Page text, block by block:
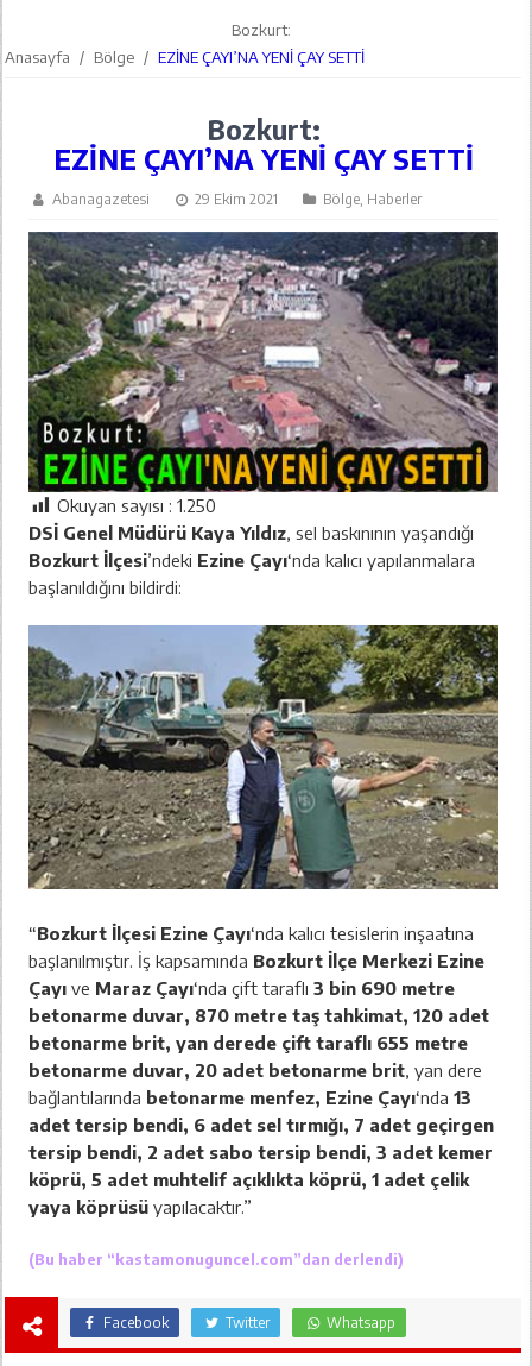
Anasayfa / Bölge /
Bozkurt:
EZİNE ÇAYI’NA YENİ ÇAY SETTİ
Bozkurt:
EZİNE ÇAYI’NA YENİ ÇAY SETTİ
Abanagazetesi 29 Ekim 2021 Bölge, Haberler
Okuyan sayısı :1.250
DSİ Genel Müdürü Kaya Yıldız, sel baskınının yaşandığı
Bozkurt İlçesi’ndeki Ezine Çayı‘nda kalıcı yapılanmalara
başlanıldığını bildirdi:
“Bozkurt İlçesi Ezine Çayı‘nda kalıcı tesislerin inşaatına
başlanılmıştır. İş kapsamında Bozkurt İlçe Merkezi Ezine
Çayı ve Maraz Çayı‘nda çift taraflı3 bin 690 metre
betonarme duvar, 870 metre taş tahkimat, 120 adet
betonarme brit, yan derede çift taraflı 655 metre
betonarme duvar, 20 adet betonarme brit, yan dere
bağlantılarında betonarme menfez, Ezine Çayı‘nda13
adet tersip bendi, 6 adet sel tırmığı, 7 adet geçirgen
tersip bendi, 2 adet sabo tersip bendi, 3 adet kemer
köprü, 5 adet muhtelif açıklıkta köprü, 1 adet çelik
yaya köprüsü yapılacaktır.”
(Bu haber “kastamonuguncel.com”dan derlendi)
Facebook Twitter Whatsapp